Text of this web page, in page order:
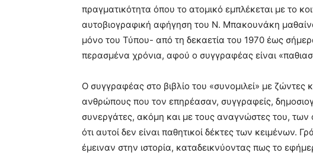
πραγματικότητα όπου το ατομικό εμπλέκεται με το
αυτοβιογραφική αφήγηση του Ν. Μπακουνάκη
μόνο του Τύπου- από τη δεκαετία του 1970 έως
περασμένα χρόνια, αφού ο συγγραφέας είναι
Ο συγγραφέας στο βιβλίο του «συνομιλεί» με ζώντες
ανθρώπους που τον επηρέασαν, συγγραφείς,
συνεργάτες, ακόμη και με τους αναγνώστες του, των
ότι αυτοί δεν είναι παθητικοί δέκτες των κειμένων.
έμειναν στην ιστορία, καταδεικνύοντας πως το